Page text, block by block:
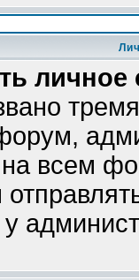
всем
у